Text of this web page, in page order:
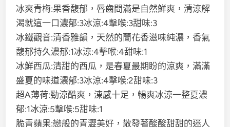
冰爽青梅:果香馥郁，唇齒間滿是自然鮮爽，清涼解
渴就這一口濃郁:3冰涼:4擊喉:3甜味:3
冰鐵觀音:清香雅韻，天然的蘭花香滋味純濃，香氣
馥郁持久濃郁:1冰涼:4擊喉:4甜味:1
冰鮮西瓜:清甜的西瓜，是春夏最期盼的涼爽，滿滿
盛夏的味道濃郁:3冰涼:4擊喉:2甜味:3
超A薄荷:勁涼酷爽，涷感十足，暢爽冰涼一整夏濃
郁:1冰涼:5擊喉:5甜味:1
脆青蘋果:戀般的青澀美好，散發著酸酸甜甜的迷人